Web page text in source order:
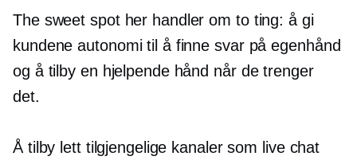
The sweet spot her handler om to ting: å gi
kundene autonomi til å finne svar på egenhånd
og å tilby en hjelpende hånd når de trenger
det.
Å tilby lett tilgjengelige kanaler som live chat